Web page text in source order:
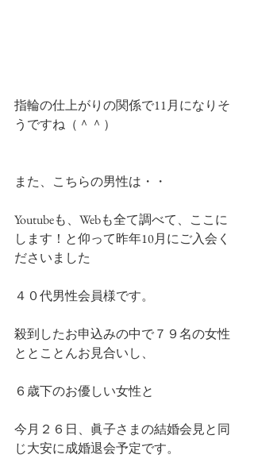
指輪の仕上がりの関係で11月になりそ
うですね（＾＾）
また、こちらの男性は・・
Youtubeも、Webも全て調べて、ここに
します！と仰って昨年10月にご入会く
ださいました
４０代男性会員様です。
殺到したお申込みの中で７９名の女性
ととことんお見合いし、
６歳下のお優しい女性と
今月２６日、眞子さまの結婚会見と同
じ大安に成婚退会予定です。